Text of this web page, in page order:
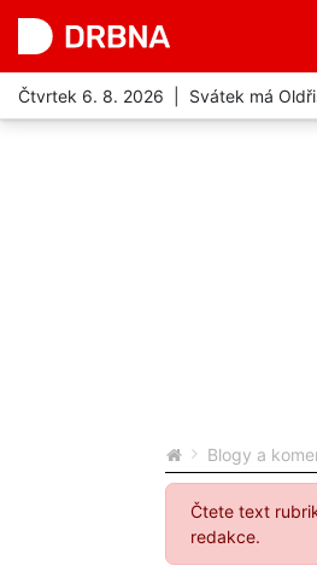
Čtvrtek 6. 8. 2026 | Svátek má
Blogy a
Čtete text
redakce.